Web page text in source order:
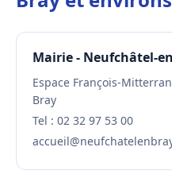
Mairie - Neufchâtel-
Espace François-
Bray
Tel : 02 32 97 53 00